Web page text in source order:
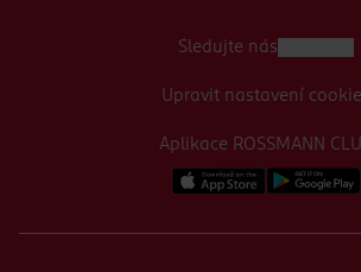
Aplikace ROSSMANN
Sledujte nás
Upravit nastavení